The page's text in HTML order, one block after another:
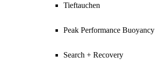
Tieftauchen
Peak Performance Buoyancy
Search + Recovery